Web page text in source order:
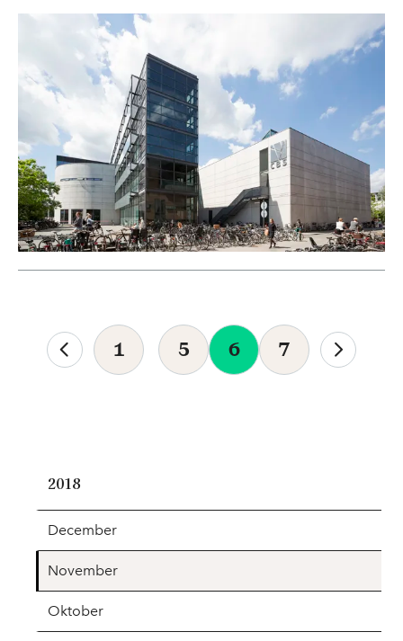
1 5 6 7
2018
December
November
Oktober